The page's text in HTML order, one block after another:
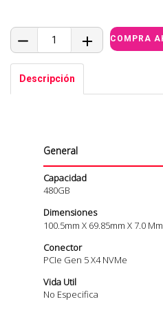
Descripción
General
Capacidad
480GB
Dimensiones
100.5mm X 69.85mm X 7.0 Mm
Conector
PCIe Gen 5 X4 NVMe
Vida Util
No Especifica